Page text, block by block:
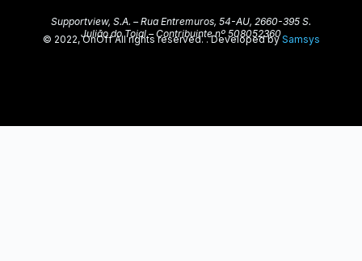
Supportview, S.A. – Rua Entremuros, 54-AU, 2660-395 S.
Julião do Tojal – Contribuinte nº 508052360
© 2022, OnOff All rights reserved. . Developed bySamsys